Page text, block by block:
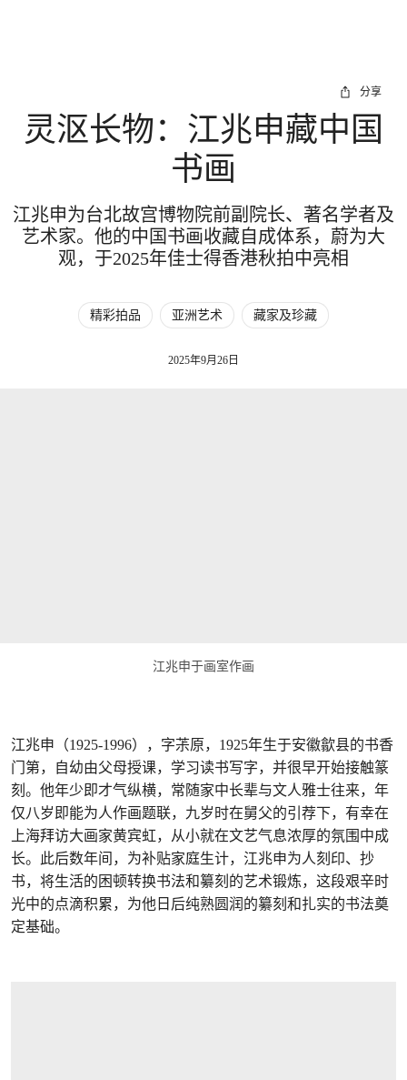
分享
灵沤长物：江兆申藏中国
书画
江兆申为台北故宫博物院前副院长、著名学者及
艺术家。他的中国书画收藏自成体系，蔚为大
观，于2025年佳士得香港秋拍中亮相
精彩拍品 亚洲艺术 藏家及珍藏
2025年9月26日
江兆申于画室作画
江兆申（1925-1996），字茮原，1925年生于安徽歙县的书香
门第，自幼由父母授课，学习读书写字，并很早开始接触篆
刻。他年少即才气纵横，常随家中长辈与文人雅士往来，年
仅八岁即能为人作画题联，九岁时在舅父的引荐下，有幸在
上海拜访大画家黄宾虹，从小就在文艺气息浓厚的氛围中成
长。此后数年间，为补贴家庭生计，江兆申为人刻印、抄
书，将生活的困顿转换书法和纂刻的艺术锻炼，这段艰辛时
光中的点滴积累，为他日后纯熟圆润的纂刻和扎实的书法奠
定基础。